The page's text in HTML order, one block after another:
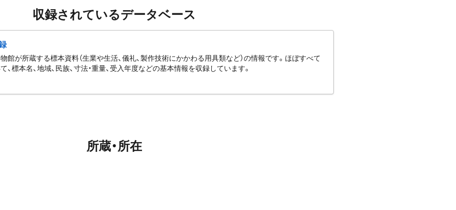
収録されているデータベース
館が所蔵する標本資料（生業や生活、儀礼、製作技術にかかわる用具類など）の情報です。ほぼすべて
、標本名、地域、民族、寸法・重量、受入年度などの基本情報を収録しています。
所蔵・所在